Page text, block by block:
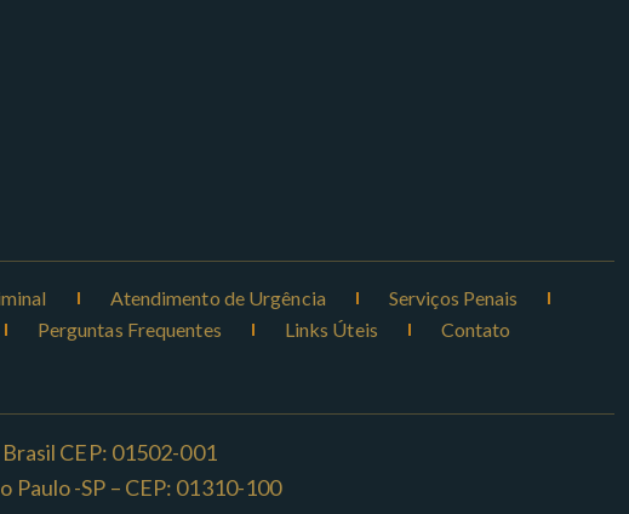
Atendimento de Urgência
Serviços Penais
Perguntas Frequentes Links Úteis Contato
CEP: 01502-001
Paulo -SP – CEP: 01310-100